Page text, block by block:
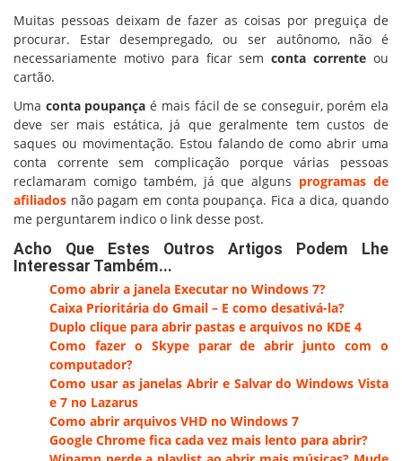
Muitas pessoas deixam de fazer as coisas por preguiça de
procurar. Estar desempregado, ou ser autônomo, não é
necessariamente motivo para ficar semconta corrente ou
cartão.
Uma conta poupança é mais fácil de se conseguir, porém ela
deve ser mais estática, já que geralmente tem custos de
saques ou movimentação. Estou falando de como abrir uma
conta corrente sem complicação porque várias pessoas
reclamaram comigo também, já que alguns programas de
afiliados não pagam em conta poupança. Fica a dica, quando
me perguntarem indico o link desse post.
Acho Que Estes Outros Artigos Podem Lhe
Interessar Também...
Como abrir a janela Executar no Windows 7?
Caixa Prioritária do Gmail – E como desativá-la?
Duplo clique para abrir pastas e arquivos no KDE 4
Como fazer o Skype parar de abrir junto com o
computador?
Como usar as janelas Abrir e Salvar do Windows Vista
e 7 no Lazarus
Como abrir arquivos VHD no Windows 7
Google Chrome fica cada vez mais lento para abrir?